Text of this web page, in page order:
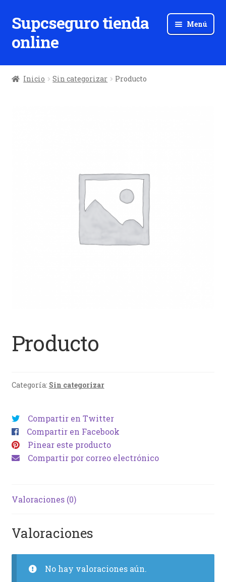
Ir
a
la
Ir
al
contenido
Supcseguro tienda
online
Menú
Inicio Sin categorizar Producto
Producto
Categoría: Sin categorizar
Compartir en Twitter
Compartir en Facebook
Pinear este producto
Compartir por correo electrónico
Valoraciones (0)
Valoraciones
No hay valoraciones aún.